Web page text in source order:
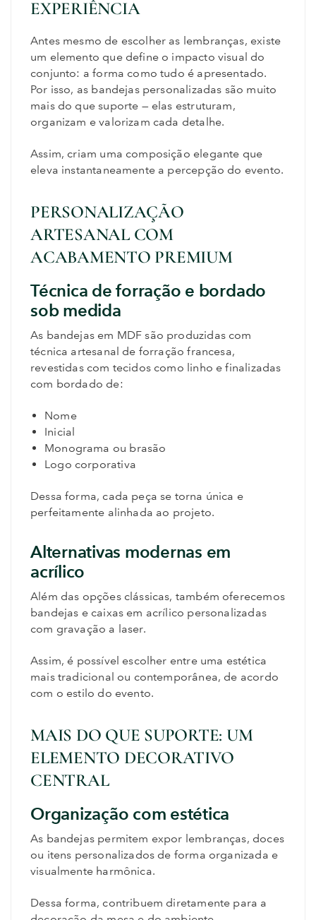
EXPERIÊNCIA
Antes mesmo de escolher as lembranças, existe
um elemento que define o impacto visual do
conjunto: a forma como tudo é apresentado.
Por isso, as bandejas personalizadas são muito
mais do que suporte — elas estruturam,
organizam e valorizam cada detalhe.
Assim, criam uma composição elegante que
eleva instantaneamente a percepção do evento.
PERSONALIZAÇÃO
ARTESANAL COM
ACABAMENTO PREMIUM
Técnica de forração e bordado
sob medida
As bandejas em MDF são produzidas com
técnica artesanal de forração francesa,
revestidas com tecidos como linho e finalizadas
com bordado de:
Nome
Inicial
Monograma ou brasão
Logo corporativa
Dessa forma, cada peça se torna única e
perfeitamente alinhada ao projeto.
Alternativas modernas em
acrílico
Além das opções clássicas, também oferecemos
bandejas e caixas em acrílico personalizadas
com gravação a laser.
Assim, é possível escolher entre uma estética
mais tradicional ou contemporânea, de acordo
com o estilo do evento.
MAIS DO QUE SUPORTE: UM
ELEMENTO DECORATIVO
CENTRAL
Organização com estética
As bandejas permitem expor lembranças, doces
ou itens personalizados de forma organizada e
visualmente harmônica.
Dessa forma, contribuem diretamente para a